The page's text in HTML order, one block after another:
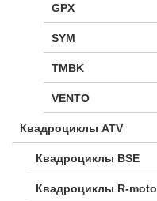
GPX
SYM
TMBK
VENTO
Квадроциклы ATV
Квадроциклы BSE
Квадроциклы R-moto